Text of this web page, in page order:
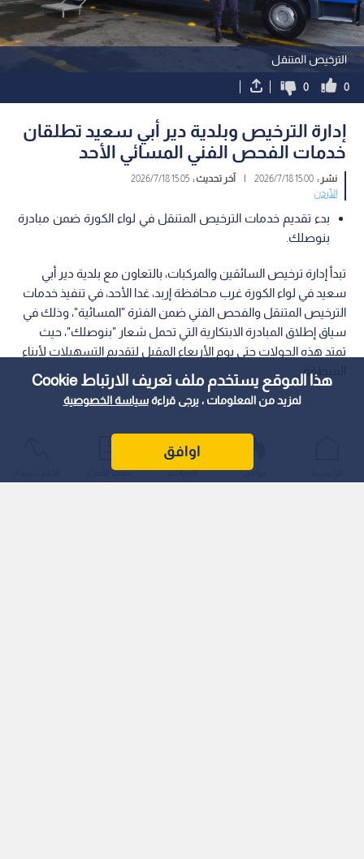
هذا الموقع يستخدم ملف تعريف الارتباط Cookie
لمزيد من المعلومات ، يرجى قراءةسياسة الخصوصية
اوافق
الترخيص المتنقل
0
0
إدارة الترخيص وبلدية دير أبي سعيد تطلقان
خدمات الفحص الفني المسائي الأحد
نشر :15:00 2026/7/18
| آخر تحديث :15:05 2026/7/18
الأردن
بدء تقديم خدمات الترخيص المتنقل في لواء الكورة ضمن مبادرة
بنوصلك.
تبدأ إدارة ترخيص السائقين والمركبات، بالتعاون مع بلدية دير أبي
سعيد في لواء الكورة غرب محافظة إربد، غدا الأحد، في تنفيذ خدمات
الترخيص المتنقل والفحص الفني ضمن الفترة "المسائية"، وذلك في
سياق إطلاق المبادرة الابتكارية التي تحمل شعار "بنوصلك"، حيث
تمتد هذه الجولات حتى يوم الأربعاء المقبل لتقديم التسهيلات لأبناء
المنطقة.
عواجل المباشر أحدث الأخبار